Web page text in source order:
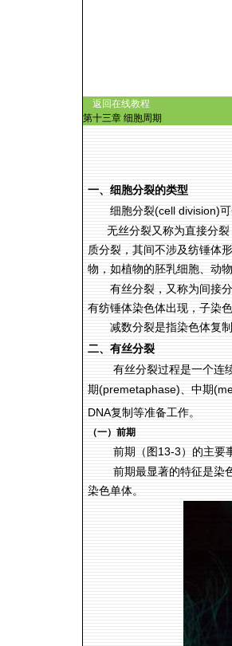
返回在线教程
第十三章 细胞周期
一、细胞分裂的类型
细胞分裂(cell division)
无丝分裂又称为直接分裂
质分裂，其间不涉及纺锤体
物，如植物的胚乳细胞、动
有丝分裂，又称为间接
有纺锤体染色体出现，子染
减数分裂是指染色体复
二、有丝分裂
有丝分裂过程是一个连
期(premetaphase)、中期
DNA复制等准备工作。
（一）前期
前期（图13-3）的主要
前期最显著的特征是染
染色单体。